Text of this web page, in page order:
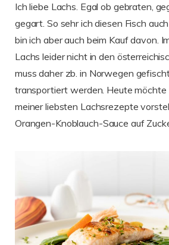
Ich liebe Lachs. Egal ob gebraten,
gegart. So sehr ich diesen Fisch
bin ich aber auch beim Kauf davon.
Lachs leider nicht in den
muss daher zb. in Norwegen
transportiert werden. Heute möchte
meiner liebsten Lachsrezepte
Orangen-Knoblauch-Sauce auf